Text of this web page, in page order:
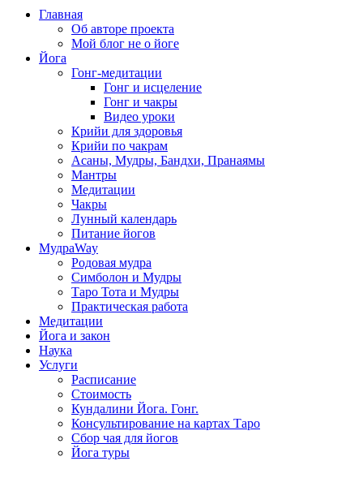
Главная
Об авторе проекта
Мой блог не о йоге
Йога
Гонг-медитации
Гонг и исцеление
Гонг и чакры
Видео уроки
Крийи для здоровья
Крийи по чакрам
Асаны, Мудры, Бандхи, Пранаямы
Мантры
Медитации
Чакры
Лунный календарь
Питание йогов
МудраWay
Родовая мудра
Симболон и Мудры
Таро Тота и Мудры
Практическая работа
Медитации
Йога и закон
Наука
Услуги
Расписание
Стоимость
Кундалини Йога. Гонг.
Консультирование на картах Таро
Сбор чая для йогов
Йога туры